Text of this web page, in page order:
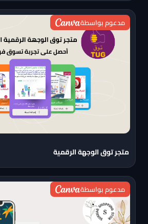
مدعوم بواسطة
متجر توق الوجهة الرقمية
مدعوم بواسطة